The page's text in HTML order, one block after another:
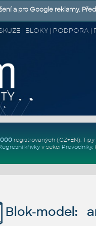
| BLOKY | PODPORA
registrovaných (CZ+EN).
křivkyv sekci Převodníky.
Blok-model:
a pro Google reklamy.